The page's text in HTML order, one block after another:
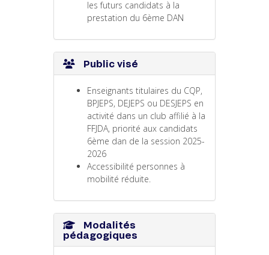
les futurs candidats à la
prestation du 6ème DAN
Public visé
Enseignants titulaires du CQP,
BPJEPS, DEJEPS ou DESJEPS en
activité dans un club affilié à la
FFJDA, priorité aux candidats
6ème dan de la session 2025-
2026
Accessibilité personnes à
mobilité réduite.
Modalités
pédagogiques